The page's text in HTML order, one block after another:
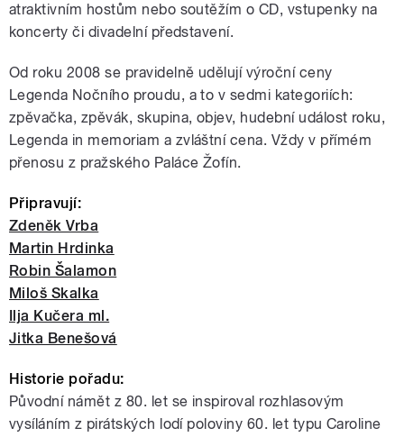
atraktivním hostům nebo soutěžím o CD, vstupenky na
koncerty či divadelní představení.
Od roku 2008 se pravidelně udělují výroční ceny
Legenda Nočního proudu, a to v sedmi kategoriích:
zpěvačka, zpěvák, skupina, objev, hudební událost roku,
Legenda in memoriam a zvláštní cena. Vždy v přímém
přenosu z pražského Paláce Žofín.
Připravují:
Zdeněk Vrba
Martin Hrdinka
Robin Šalamon
Miloš Skalka
Ilja Kučera ml.
Jitka Benešová
Historie pořadu:
Původní námět z 80. let se inspiroval rozhlasovým
vysíláním z pirátských lodí poloviny 60. let typu Caroline